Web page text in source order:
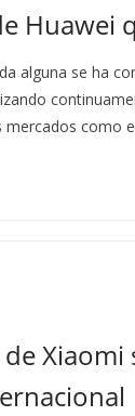
Huawei
alguna se ha
mercados como
Xiaomi